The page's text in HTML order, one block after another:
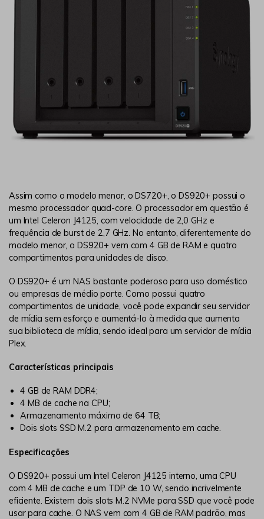
Assim como o modelo menor, o DS720+, o DS920+ possui o
mesmo processador quad-core. O processador em questão é
um Intel Celeron J4125, com velocidade de 2,0 GHz e
frequência de burst de 2,7 GHz. No entanto, diferentemente do
modelo menor, o DS920+ vem com 4 GB de RAM e quatro
compartimentos para unidades de disco.
O DS920+ é um NAS bastante poderoso para uso doméstico
ou empresas de médio porte. Como possui quatro
compartimentos de unidade, você pode expandir seu servidor
de mídia sem esforço e aumentá-lo à medida que aumenta
sua biblioteca de mídia, sendo ideal para um servidor de mídia
Plex.
Características principais
4 GB de RAM DDR4;
4 MB de cache na CPU;
Armazenamento máximo de 64 TB;
Dois slots SSD M.2 para armazenamento em cache.
Especificações
O DS920+ possui um Intel Celeron J4125 interno, uma CPU
com 4 MB de cache e um TDP de 10 W, sendo incrivelmente
eficiente. Existem dois slots M.2 NVMe para SSD que você pode
usar para cache. O NAS vem com 4 GB de RAM padrão, mas